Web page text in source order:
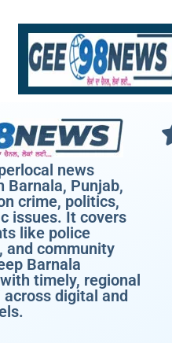
news
Barnala, Punjab,
crime, politics,
issues. It covers
like police
and community
Barnala
timely, regional
digital and